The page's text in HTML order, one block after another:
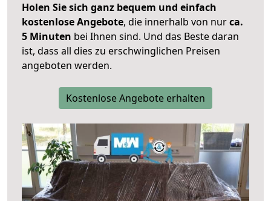
Holen Sie sich ganz bequem und einfach
kostenlose Angebote, die innerhalb von nurca.
5 Minuten bei Ihnen sind. Und das Beste daran
ist, dass all dies zu erschwinglichen Preisen
angeboten werden.
Kostenlose Angebote erhalten